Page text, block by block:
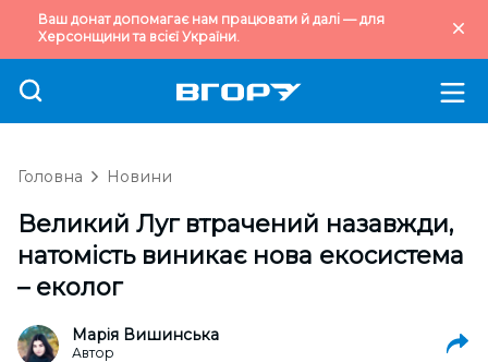
Ваш донат допомагає нам працювати й далі — для
Херсонщини та всієї України.
Головна Новини
Великий Луг втрачений назавжди,
натомість виникає нова екосистема
– еколог
Марія Вишинська
Автор